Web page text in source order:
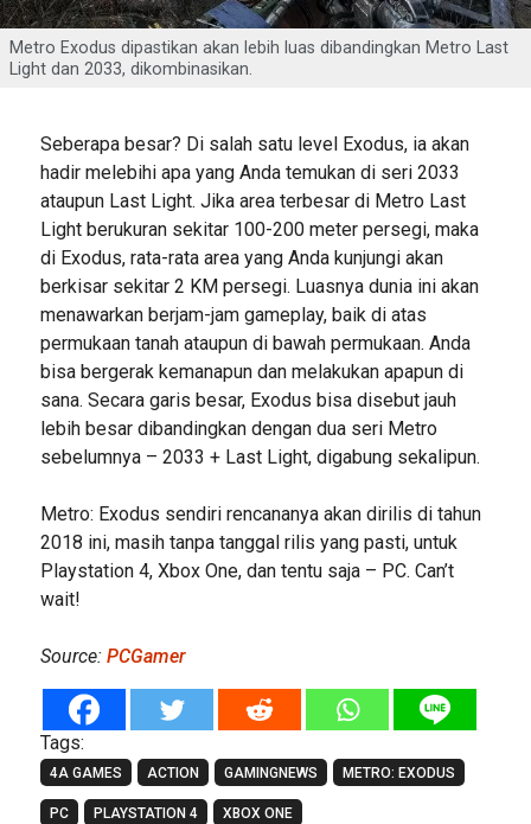
Metro Exodus dipastikan akan lebih luas dibandingkan Metro Last
Light dan 2033, dikombinasikan.
Seberapa besar? Di salah satu level Exodus, ia akan
hadir melebihi apa yang Anda temukan di seri 2033
ataupun Last Light. Jika area terbesar di Metro Last
Light berukuran sekitar 100-200 meter persegi, maka
di Exodus, rata-rata area yang Anda kunjungi akan
berkisar sekitar 2 KM persegi. Luasnya dunia ini akan
menawarkan berjam-jam gameplay, baik di atas
permukaan tanah ataupun di bawah permukaan. Anda
bisa bergerak kemanapun dan melakukan apapun di
sana. Secara garis besar, Exodus bisa disebut jauh
lebih besar dibandingkan dengan dua seri Metro
sebelumnya – 2033 + Last Light, digabung sekalipun.
Metro: Exodus sendiri rencananya akan dirilis di tahun
2018 ini, masih tanpa tanggal rilis yang pasti, untuk
Playstation 4, Xbox One, dan tentu saja – PC. Can’t
wait!
Source: PCGamer
Tags:
4A GAMES ACTION GAMINGNEWS METRO: EXODUS
PC PLAYSTATION 4 XBOX ONE